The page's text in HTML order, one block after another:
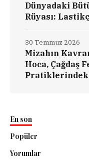
Dünyadaki
Rüyası:
Mizahın
Hoca, Çağdaş
30 Temmuz 2026
En son
Popüler
Yorumlar